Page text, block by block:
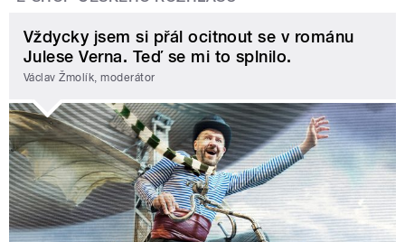
Vždycky jsem si přál ocitnout se v románu
Julese Verna. Teď se mi to splnilo.
Václav Žmolík, moderátor